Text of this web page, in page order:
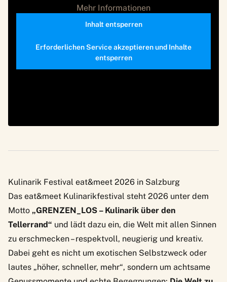
Mehr Informationen
Inhalt entsperren
Erforderlichen Service akzeptieren und Inhalte
entsperren
Kulinarik Festival eat&meet 2026 in Salzburg
Das eat&meet Kulinarikfestival steht 2026 unter dem
Motto „GRENZEN_LOS – Kulinarik über den
Tellerrand“ und lädt dazu ein, die Welt mit allen Sinnen
zu erschmecken – respektvoll, neugierig und kreativ.
Dabei geht es nicht um exotischen Selbstzweck oder
lautes „höher, schneller, mehr“, sondern um achtsame